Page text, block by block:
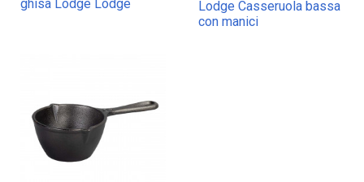
ghisa Lodge Lodge
Lodge Casseruola bassa
con manici